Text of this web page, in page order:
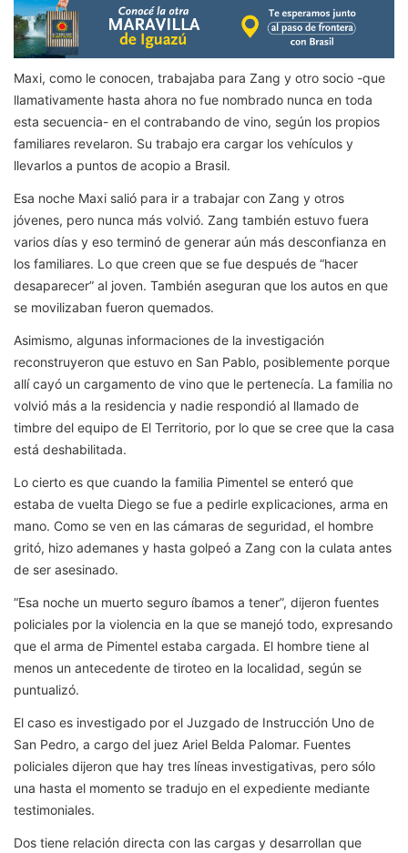
Maxi, como le conocen, trabajaba para Zang y otro socio -que
llamativamente hasta ahora no fue nombrado nunca en toda
esta secuencia- en el contrabando de vino, según los propios
familiares revelaron. Su trabajo era cargar los vehículos y
llevarlos a puntos de acopio a Brasil.
Esa noche Maxi salió para ir a trabajar con Zang y otros
jóvenes, pero nunca más volvió. Zang también estuvo fuera
varios días y eso terminó de generar aún más desconfianza en
los familiares. Lo que creen que se fue después de “hacer
desaparecer” al joven. También aseguran que los autos en que
se movilizaban fueron quemados.
Asimismo, algunas informaciones de la investigación
reconstruyeron que estuvo en San Pablo, posiblemente porque
allí cayó un cargamento de vino que le pertenecía. La familia no
volvió más a la residencia y nadie respondió al llamado de
timbre del equipo de El Territorio, por lo que se cree que la casa
está deshabilitada.
Lo cierto es que cuando la familia Pimentel se enteró que
estaba de vuelta Diego se fue a pedirle explicaciones, arma en
mano. Como se ven en las cámaras de seguridad, el hombre
gritó, hizo ademanes y hasta golpeó a Zang con la culata antes
de ser asesinado.
“Esa noche un muerto seguro íbamos a tener”, dijeron fuentes
policiales por la violencia en la que se manejó todo, expresando
que el arma de Pimentel estaba cargada. El hombre tiene al
menos un antecedente de tiroteo en la localidad, según se
puntualizó.
El caso es investigado por el Juzgado de Instrucción Uno de
San Pedro, a cargo del juez Ariel Belda Palomar. Fuentes
policiales dijeron que hay tres líneas investigativas, pero sólo
una hasta el momento se tradujo en el expediente mediante
testimoniales.
Dos tiene relación directa con las cargas y desarrollan que